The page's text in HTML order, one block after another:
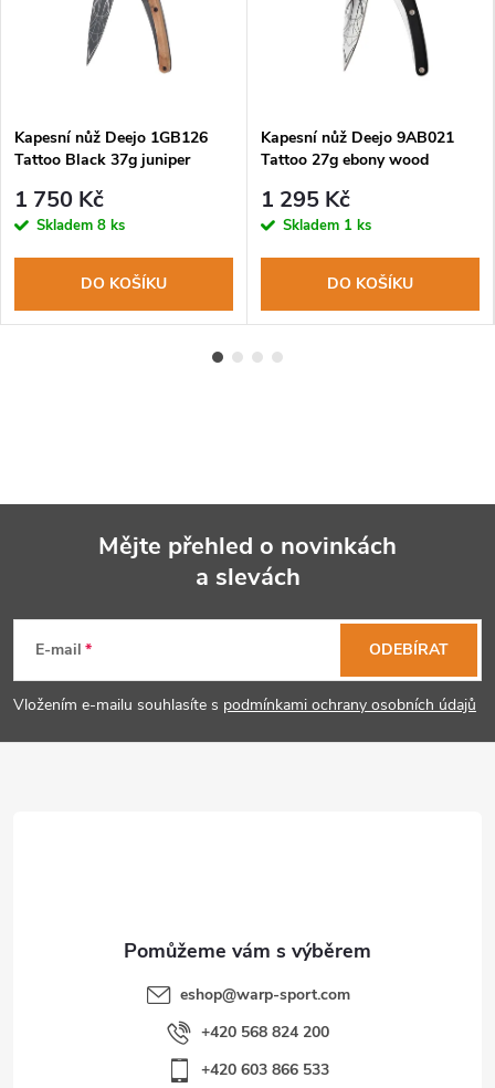
Kapesní nůž Deejo 1GB126
Tattoo Black 37g juniper
1 750 Kč
Skladem 8 ks
DO KOŠÍKU
Kapesní nůž Deejo 9AB021
Tattoo 27g ebony wood
1 295 Kč
Skladem 1 ks
DO KOŠÍKU
p
a
Mějte přehled o novinkách
a slevách
E-mail
Vložením e-mailu souhlasíte s podmínkami ochrany osobních údajů
ODEBÍRAT
eshop@warp-sport.com
+420 568 824 200
+420 603 866 533